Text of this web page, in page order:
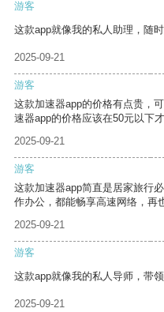
游客
这款app就像我的私人助理，随
2025-09-21
游客
这款加速器app的价格有点贵，
速器app的价格应该在50元以下才
2025-09-21
游客
这款加速器app简直是居家旅行
作办公，都能畅享高速网络，再
2025-09-21
游客
这款app就像我的私人导师，带
2025-09-21